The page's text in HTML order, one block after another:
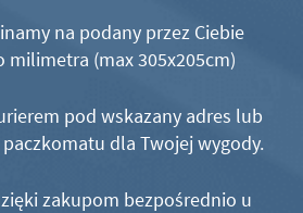
na podany przez Ciebie
milimetra (max 305x205cm)
pod wskazany adres lub
dla Twojej wygody.
zakupom bezpośrednio u